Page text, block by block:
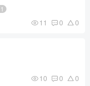
1
11 0 0
10 0 0